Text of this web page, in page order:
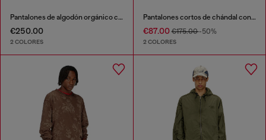
Pantalones de algodón orgánico con parche Oval D
€250.00
2 COLORES
Pantalones cortos de chándal con estampado digital de camuflaje
€87.00€175.00-50%
2 COLORES